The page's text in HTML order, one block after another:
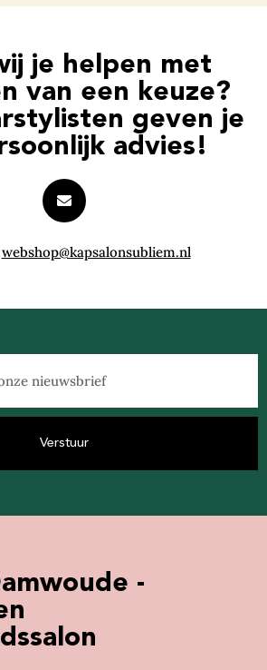
je helpen met
van een keuze?
geven je
advies!
webshop@kapsalonsubliem.nl
Verstuur
-